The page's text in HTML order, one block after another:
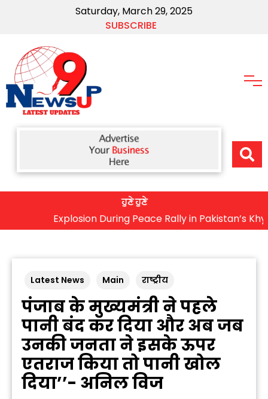
Saturday, March 29, 2025
SUBSCRIBE
ਹੁਣੇ ਹੁਣੇ
Explosion During Peace Rally in Pakistan’s Khyber
Latest News Main राष्ट्रीय
पंजाब के मुख्यमंत्री ने पहले
पानी बंद कर दिया और अब जब
उनकी जनता ने इसके ऊपर
एतराज किया तो पानी खोल
दिया’’- अनिल विज